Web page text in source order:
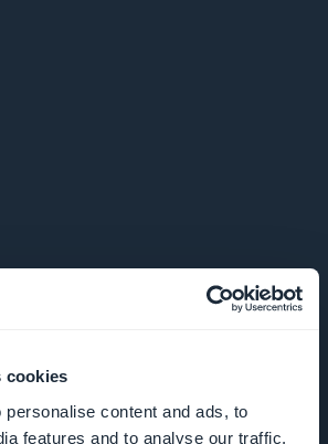
cookies
content and ads, to
features and to analyse our traffic.